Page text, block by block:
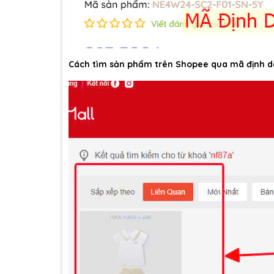
Cách tìm sản phẩm trên Shopee qua mã định